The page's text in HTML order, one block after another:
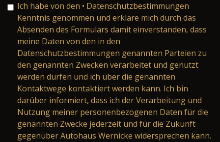
Ich habe von den • Datenschutzbestimmungen
Kenntnis genommen und erkläre mich durch das
Absenden des Formulars damit einverstanden, dass
meine Daten von den in den
Datenschutzbestimmungen genannten Parteien zu
den genannten Zwecken verarbeitet und genutzt
werden dürfen und ich über die genannten
Kontaktwege kontaktiert werden kann. Ich bin
darüber informiert, dass ich der Verarbeitung und
Nutzung meiner personenbezogenen Daten für die
genannten Zwecke jederzeit und für die Zukunft
gegenüber Autohaus Wernicke widersprechen kann.